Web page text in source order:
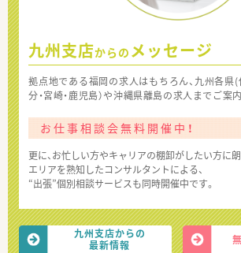
九州支店からの メッセージ
拠点地である福岡の求人はもちろん、九州各県(
分・宮崎・鹿児島）や沖縄県離島の求人までご案
お仕事相談会無料開催中！
更に、お忙しい方やキャリアの棚卸がしたい方に
エリアを熟知したコンサルタントによる、
“出張”個別相談サービスも同時開催中です。
九州支店からの
最新情報